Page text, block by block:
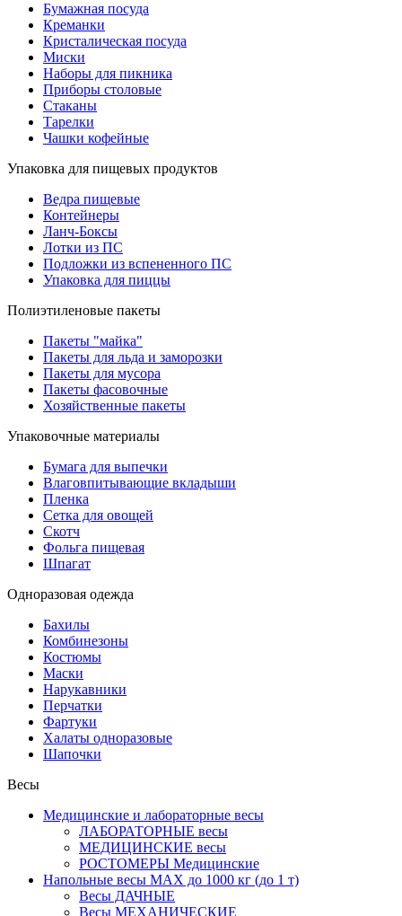
Бумажная посуда
Креманки
Кристалическая посуда
Миски
Наборы для пикника
Приборы столовые
Стаканы
Тарелки
Чашки кофейные
Упаковка для пищевых продуктов
Ведра пищевые
Контейнеры
Ланч-Боксы
Лотки из ПС
Подложки из вспененного ПС
Упаковка для пиццы
Полиэтиленовые пакеты
Пакеты "майка"
Пакеты для льда и заморозки
Пакеты для мусора
Пакеты фасовочные
Хозяйственные пакеты
Упаковочные материалы
Бумага для выпечки
Влаговпитывающие вкладыши
Пленка
Сетка для овощей
Скотч
Фольга пищевая
Шпагат
Одноразовая одежда
Бахилы
Комбинезоны
Костюмы
Маски
Нарукавники
Перчатки
Фартуки
Халаты одноразовые
Шапочки
Весы
Медицинские и лабораторные весы
ЛАБОРАТОРНЫЕ весы
МЕДИЦИНСКИЕ весы
РОСТОМЕРЫ Медицинские
Напольные весы MAX до 1000 кг (до 1 т)
Весы ДАЧНЫЕ
Весы МЕХАНИЧЕСКИЕ